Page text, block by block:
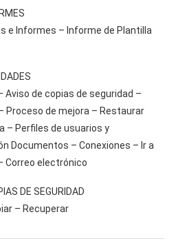
e Informes – Informe de Plantilla
Aviso de copias de seguridad –
Proceso de mejora – Restaurar
– Perfiles de usuarios y
Documentos – Conexiones – Ir a
Correo electrónico
DE SEGURIDAD
– Recuperar